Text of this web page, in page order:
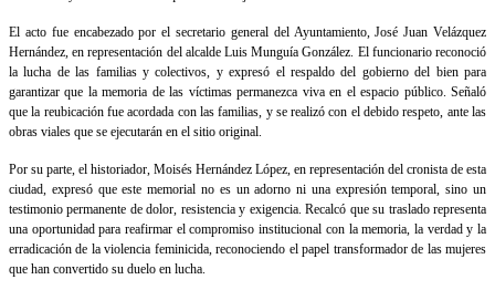
El acto fue encabezado por el secretario general del Ayuntamiento, José Juan Velázquez
Hernández, en representación del alcalde Luis Munguía González. El funcionario reconoció
la lucha de las familias y colectivos, y expresó el respaldo del gobierno del bien para
garantizar que la memoria de las víctimas permanezca viva en el espacio público. Señaló
que la reubicación fue acordada con las familias, y se realizó con el debido respeto, ante las
obras viales que se ejecutarán en el sitio original.
Por su parte, el historiador, Moisés Hernández López, en representación del cronista de esta
ciudad, expresó que este memorial no es un adorno ni una expresión temporal, sino un
testimonio permanente de dolor, resistencia y exigencia. Recalcó que su traslado representa
una oportunidad para reafirmar el compromiso institucional con la memoria, la verdad y la
erradicación de la violencia feminicida, reconociendo el papel transformador de las mujeres
que han convertido su duelo en lucha.